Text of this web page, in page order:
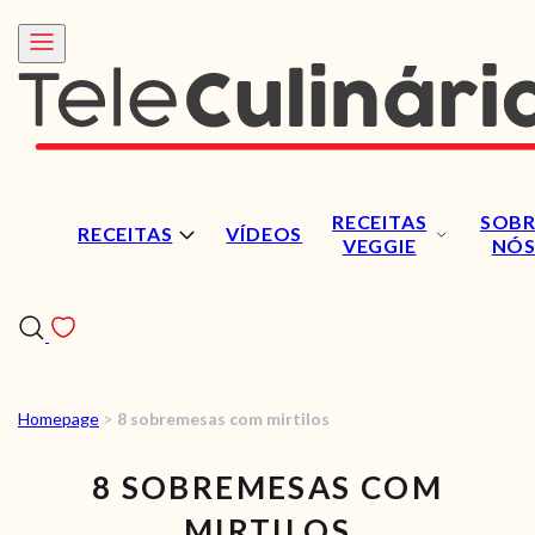
RECEITAS VÍDEOS
RECEITAS
VEGGIE
NÓS
RECEITAS
VÍDEOS
Homepage > 8 sobremesas com mirtilos
8 SOBREMESAS COM